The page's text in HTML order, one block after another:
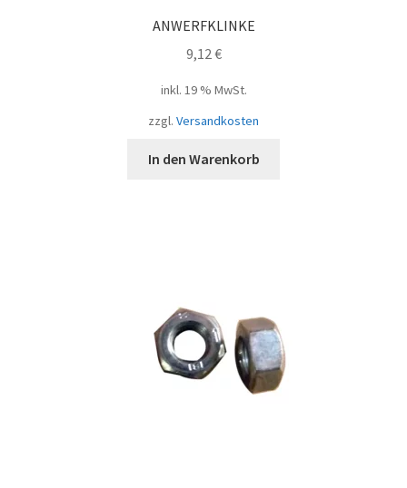
ANWERFKLINKE
9,12 €
inkl. 19 % MwSt.
zzgl. Versandkosten
In den Warenkorb